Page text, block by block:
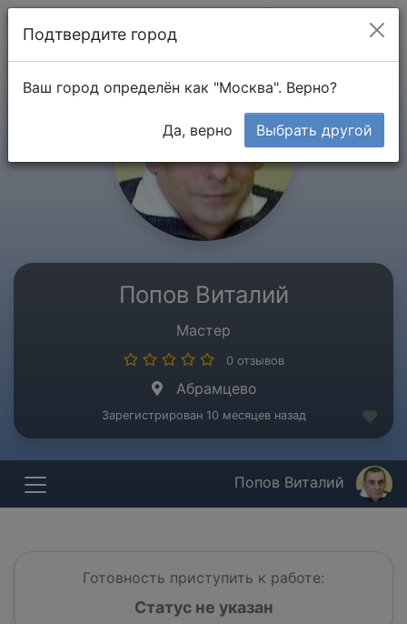
Попов Виталий
Мастер
0 отзывов
Абрамцево
Зарегистрирован 10 месяцев назад
Попов Виталий
Готовность приступить к работе:
Статус не указан
Подтвердите город
Ваш город определён как "Москва". Верно?
Да, верно Выбрать другой